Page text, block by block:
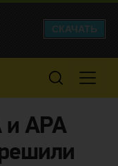
APA
СКАЧАТЬ